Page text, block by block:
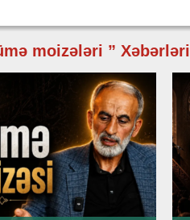
moizələri ” Xəbərləri